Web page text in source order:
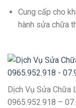
Cung cấp cho
hành sửa chữa
Dịch Vụ Sửa Chữa
0965.952.918 –